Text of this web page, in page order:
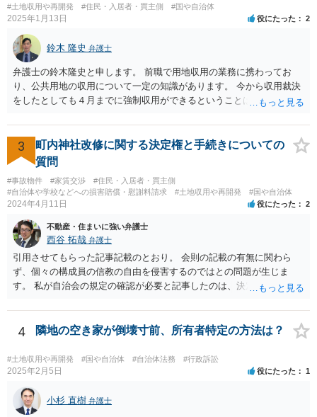
#土地収用や再開発 #住民・入居者・買主側 #国や自治体
2025年1月13日 役にたった 2
鈴木 隆史 弁護士
弁護士の鈴木隆史と申します。 前職で用地収用の業務に携わってお
り、公共用地の収用について一定の知識があります。 今から収用裁決
をしたとしても４月までに強制収用ができるということは考え難く、
法律相談のポータルサイトからお電話やメールをいただければと思い
ます。
3
町内神社改修に関する決定権と手続きについての
質問
#事故物件 #家賃交渉
#住民・入居者・買主側
#自治体や学校などへの損害賠償・慰謝料請求
#土地収用や再開発 #国や自治体
2024年4月11日 役にたった 2
不動産・住まいに強い弁護士
西谷 拓哉 弁護士
引用させてもらった記事記載のとおり。 会則の記載の有無に関わら
ず、個々の構成員の信教の自由を侵害するのではとの問題が生じま
す。 私が自治会の規定の確認が必要と記事したのは、決定権の話では
の積立金なるものを集めているのたのかという始まりの点から背景事
情が不明なためです。
4 隣地の空き家が倒壊寸前、所有者特定の方法は？
#土地収用や再開発 #国や自治体 #自治体法務 #行政訴訟
2025年2月5日 役にたった 1
小杉 直樹 弁護士